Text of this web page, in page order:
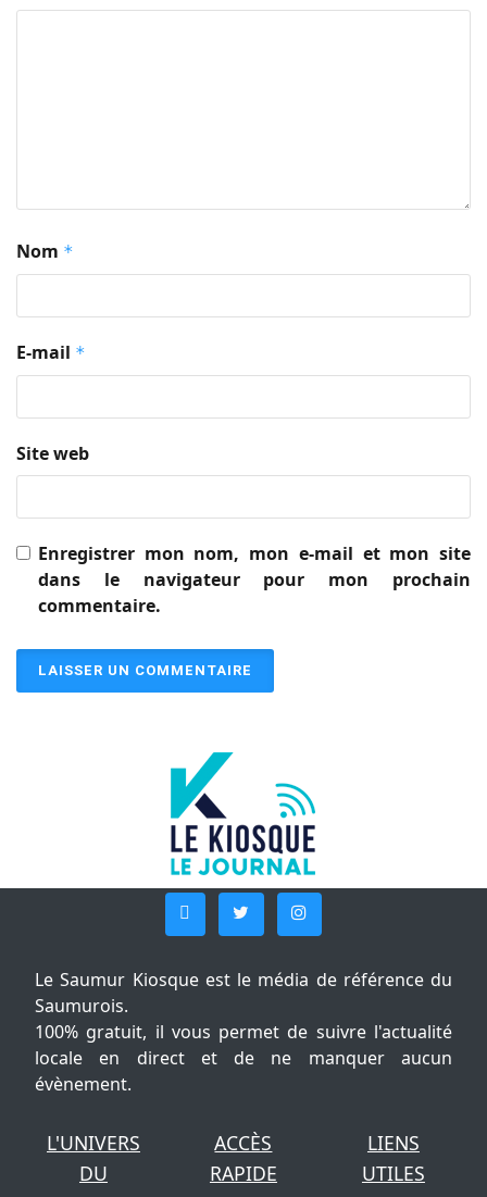
Nom *
E-mail *
Site web
Enregistrer mon nom, mon e-mail et mon site
dans le navigateur pour mon prochain
commentaire.
Le Saumur Kiosque est le média de référence du
Saumurois.
100% gratuit, il vous permet de suivre l'actualité
locale en direct et de ne manquer aucun
évènement.
L'UNIVERS
DU
ACCÈS
RAPIDE
LIENS
UTILES